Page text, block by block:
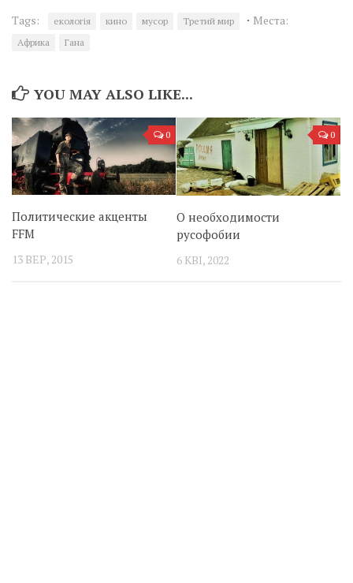
Tags: екологія кино мусор Третий мир · Места:
Африка Гана
YOU MAY ALSO LIKE...
0
Политические акценты
FFM
13 ВЕР, 2015
0
О необходимости
русофобии
6 КВІ, 2022